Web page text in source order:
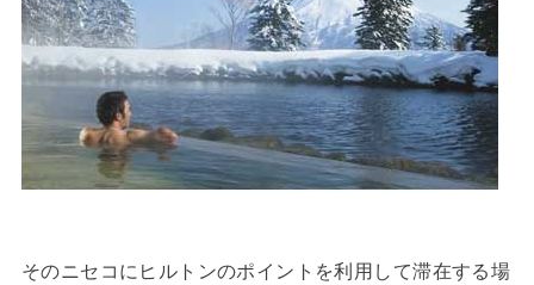
そのニセコにヒルトンのポイントを利用して滞在する場